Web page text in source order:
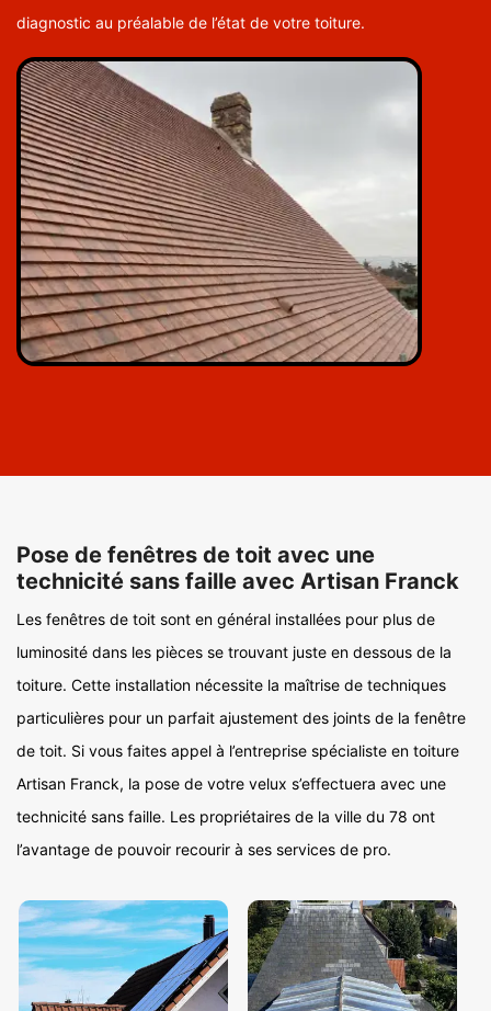
diagnostic au préalable de l’état de votre toiture.
Pose de fenêtres de toit avec une
technicité sans faille avec Artisan Franck
Les fenêtres de toit sont en général installées pour plus de
luminosité dans les pièces se trouvant juste en dessous de la
toiture. Cette installation nécessite la maîtrise de techniques
particulières pour un parfait ajustement des joints de la fenêtre
de toit. Si vous faites appel à l’entreprise spécialiste en toiture
Artisan Franck, la pose de votre velux s’effectuera avec une
technicité sans faille. Les propriétaires de la ville du 78 ont
l’avantage de pouvoir recourir à ses services de pro.